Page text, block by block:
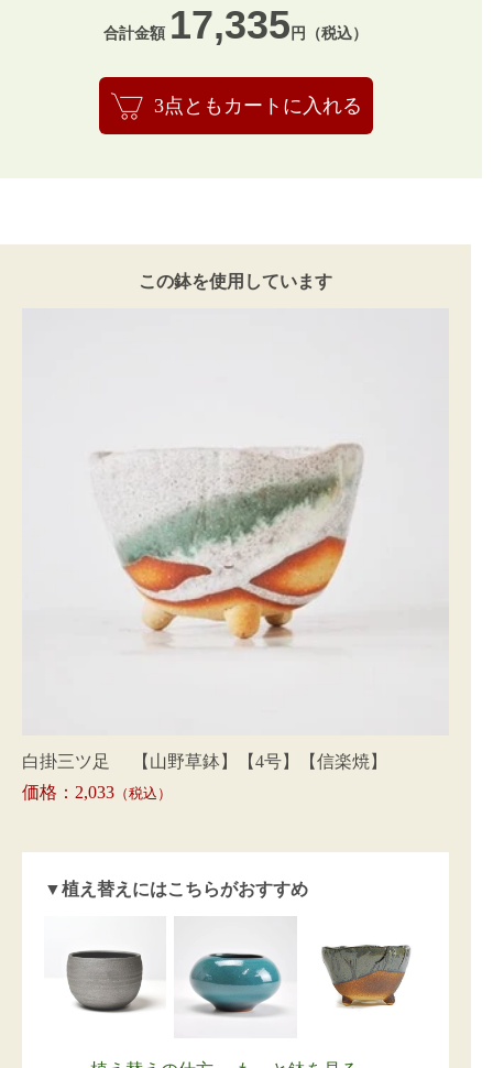
合計金額 17,335 円（税込）
3点ともカートに入れる
この鉢を使用しています
白掛三ツ足 【山野草鉢】【4号】【信楽焼】
価格：2,033 （税込）
▼植え替えにはこちらがおすすめ